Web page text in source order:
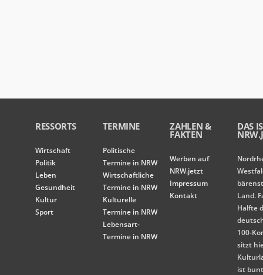
RESSORTS
Wirtschaft
Politik
Leben
Gesundheit
Kultur
Sport
TERMINE
Politische
Termine in NRW
Wirtschaftliche
Termine in NRW
Kulturelle
Termine in NRW
Lebensart-
Termine in NRW
ZAHLEN &
FAKTEN
Werben auf
NRW.jetzt
Impressum
Kontakt
DAS
Land.
Hälfte
100-
sitzt
ist